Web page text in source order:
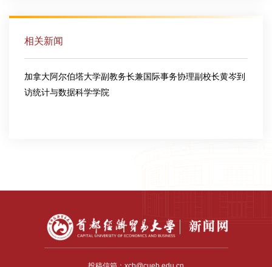
相关新闻
加拿大阿尔伯塔大学副教务长兼国际事务协理副校长黄岑到
访统计与数据科学学院